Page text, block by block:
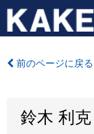
前のページに戻る
鈴木 利克